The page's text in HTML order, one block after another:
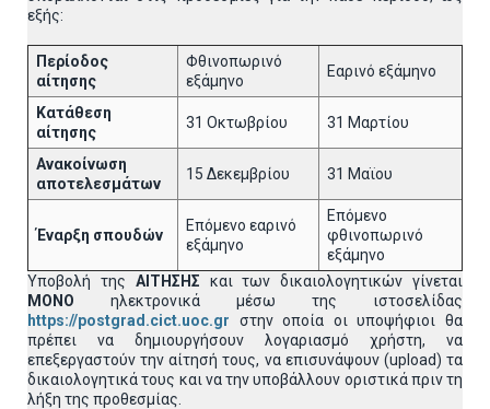
εξής:
Περίοδος
αίτησης
Φθινοπωρινό
εξάμηνο
Εαρινό εξάμηνο
Κατάθεση
αίτησης
31 Οκτωβρίου 31 Μαρτίου
Ανακοίνωση
αποτελεσμάτων
15 Δεκεμβρίου 31 Μαϊου
Έναρξη σπουδών
Επόμενο εαρινό
εξάμηνο
Επόμενο
φθινοπωρινό
εξάμηνο
Υποβολή της ΑΙΤΗΣΗΣ και των δικαιολογητικών γίνεται
MONO ηλεκτρονικά μέσω της ιστοσελίδας
https://postgrad.cict.uoc.gr στην οποία οι υποψήφιοι θα
πρέπει να δημιουργήσουν λογαριασμό χρήστη, να
επεξεργαστούν την αίτησή τους, να επισυνάψουν (upload) τα
δικαιολογητικά τους και να την υποβάλλουν οριστικά πριν τη
λήξη της προθεσμίας.